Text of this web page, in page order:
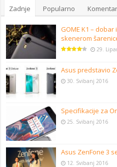
Zadnje Popularno
GOME K1 –
skenerom
29.
Asus predstavio
30. Svibanj 2016
Specifikacije za
25. Svibanj 2016
Asus ZenFone 3
12. Svibanj 2016